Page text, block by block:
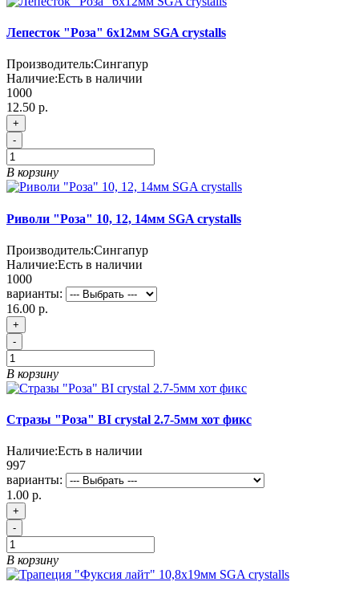
Лепесток "Роза" 6х12мм SGA crystalls
Производитель:Сингапур
Наличие:Есть в наличии
1000
12.50 р.
+
-
В корзину
Риволи "Роза" 10, 12, 14мм SGA crystalls
Производитель:Сингапур
Наличие:Есть в наличии
1000
варианты:
16.00 р.
+
-
В корзину
Стразы "Роза" BI crystal 2.7-5мм хот фикс
Наличие:Есть в наличии
997
варианты:
1.00 р.
+
-
В корзину